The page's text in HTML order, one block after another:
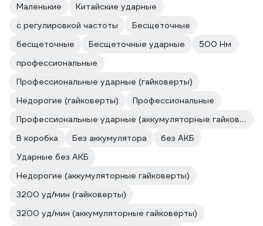
Маленькие
Китайские ударные
с регулировкой частоты
Бесщеточные
бесщеточные
Бесщеточные ударные
500 Нм
профессиональные
Профессиональные ударные (гайковерты)
Недорогие (гайковерты)
Профессиональные
Профессиональные ударные (аккумуляторные гайковерты)
В коробка
Без аккумулятора
без АКБ
Ударные без АКБ
Недорогие (аккумуляторные гайковерты)
3200 уд/мин (гайковерты)
3200 уд/мин (аккумуляторные гайковерты)